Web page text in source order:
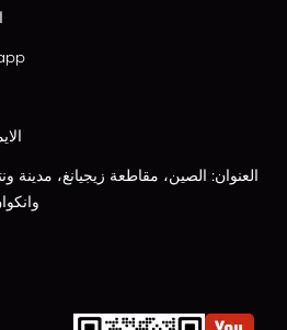
العنوان: الصين، مقاطعة زيجيانغ، مدينة